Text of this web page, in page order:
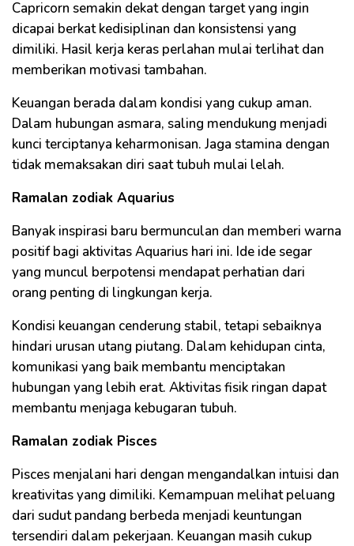
Capricorn semakin dekat dengan target yang ingin
dicapai berkat kedisiplinan dan konsistensi yang
dimiliki. Hasil kerja keras perlahan mulai terlihat dan
memberikan motivasi tambahan.
Keuangan berada dalam kondisi yang cukup aman.
Dalam hubungan asmara, saling mendukung menjadi
kunci terciptanya keharmonisan. Jaga stamina dengan
tidak memaksakan diri saat tubuh mulai lelah.
Ramalan zodiak Aquarius
Banyak inspirasi baru bermunculan dan memberi warna
positif bagi aktivitas Aquarius hari ini. Ide ide segar
yang muncul berpotensi mendapat perhatian dari
orang penting di lingkungan kerja.
Kondisi keuangan cenderung stabil, tetapi sebaiknya
hindari urusan utang piutang. Dalam kehidupan cinta,
komunikasi yang baik membantu menciptakan
hubungan yang lebih erat. Aktivitas fisik ringan dapat
membantu menjaga kebugaran tubuh.
Ramalan zodiak Pisces
Pisces menjalani hari dengan mengandalkan intuisi dan
kreativitas yang dimiliki. Kemampuan melihat peluang
dari sudut pandang berbeda menjadi keuntungan
tersendiri dalam pekerjaan. Keuangan masih cukup